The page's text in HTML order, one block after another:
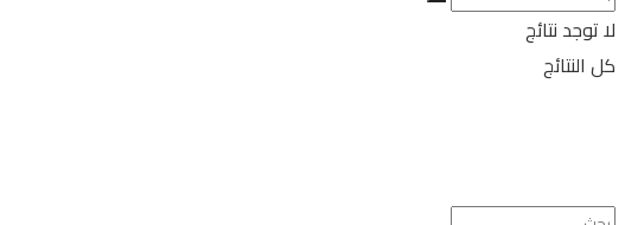
لا توجد نتائج
كل النتائج